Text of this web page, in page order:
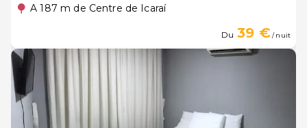
A 187 m de Centre de Icaraí
Du 39 €/ nuit